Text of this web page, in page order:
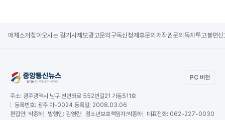
매체소개 찾아오시는 길기사제보광고문의 구독신청제휴문의 저작권문의 독자투고불편신
PC 버전
주소: 광주광역시 남구 천변좌로 552번길21 가동511호
등록번호: 광주 아-0024 등록일: 2008.03.06
편집인: 박종하 발행인: 김영란 청소년보호책임자:박종하 대표전화: 062-227-0030